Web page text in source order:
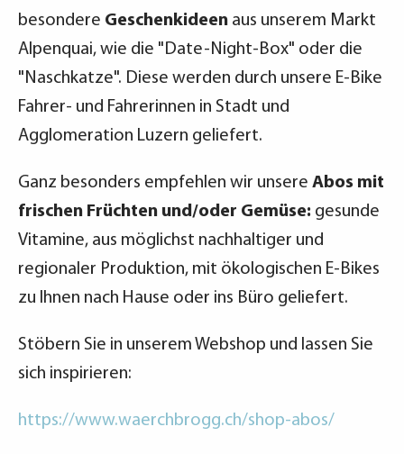
besondere Geschenkideen aus unserem Markt
Alpenquai, wie die "Date-Night-Box" oder die
"Naschkatze". Diese werden durch unsere E-Bike
Fahrer- und Fahrerinnen in Stadt und
Agglomeration Luzern geliefert.
Ganz besonders empfehlen wir unsere Abos mit
frischen Früchten und/oder Gemüse: gesunde
Vitamine, aus möglichst nachhaltiger und
regionaler Produktion, mit ökologischen E-Bikes
zu Ihnen nach Hause oder ins Büro geliefert.
Stöbern Sie in unserem Webshop und lassen Sie
sich inspirieren:
https://www.waerchbrogg.ch/shop-abos/